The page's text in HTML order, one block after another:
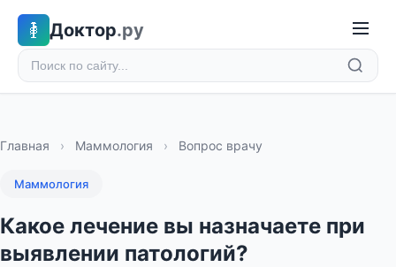
Доктор.ру
Главная › Маммология › Вопрос врачу
Маммология
Какое лечение вы назначаете при
выявлении патологий?